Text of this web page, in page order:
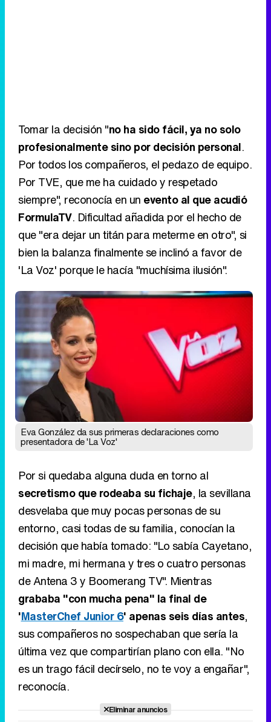
Tomar la decisión "no ha sido fácil, ya no solo
profesionalmente sino por decisión personal.
Por todos los compañeros, el pedazo de equipo.
Por TVE, que me ha cuidado y respetado
siempre", reconocía en un evento al que acudió
FormulaTV. Dificultad añadida por el hecho de
que "era dejar un titán para meterme en otro", si
bien la balanza finalmente se inclinó a favor de
'La Voz' porque le hacía "muchísima ilusión".
Eva González da sus primeras declaraciones como
presentadora de 'La Voz'
Por si quedaba alguna duda en torno al
secretismo que rodeaba su fichaje, la sevillana
desvelaba que muy pocas personas de su
entorno, casi todas de su familia, conocían la
decisión que había tomado: "Lo sabía Cayetano,
mi madre, mi hermana y tres o cuatro personas
de Antena 3 y Boomerang TV". Mientras
grababa "con mucha pena" la final de
'MasterChef Junior 6' apenas seis días antes,
sus compañeros no sospechaban que sería la
última vez que compartirían plano con ella. "No
es un trago fácil decírselo, no te voy a engañar",
reconocía.
Eliminar anuncios